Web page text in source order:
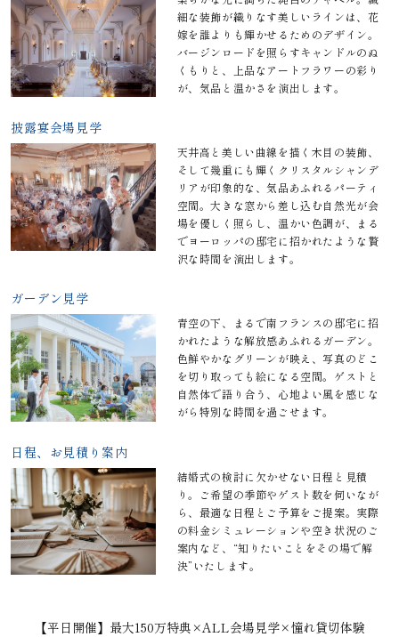
細な装飾が織りなす美しいラインは、花
嫁を誰よりも輝かせるためのデザイン。
バージンロードを照らすキャンドルのぬ
くもりと、上品なアートフラワーの彩り
が、気品と温かさを演出します。
披露宴会場見学
天井高と美しい曲線を描く木目の装飾、
そして幾重にも輝くクリスタルシャンデ
リアが印象的な、気品あふれるパーティ
空間。大きな窓から差し込む自然光が会
場を優しく照らし、温かい色調が、まる
でヨーロッパの邸宅に招かれたような贅
沢な時間を演出します。
ガーデン見学
青空の下、まるで南フランスの邸宅に招
かれたような解放感あふれるガーデン。
色鮮やかなグリーンが映え、写真のどこ
を切り取っても絵になる空間。ゲストと
自然体で語り合う、心地よい風を感じな
がら特別な時間を過ごせます。
日程、お見積り案内
結婚式の検討に欠かせない日程と見積
り。ご希望の季節やゲスト数を伺いなが
ら、最適な日程とご予算をご提案。実際
の料金シミュレーションや空き状況のご
案内など、“知りたいことをその場で解
決”いたします。
【平日開催】最大150万特典×ALL会場見学×憧れ貸切体験